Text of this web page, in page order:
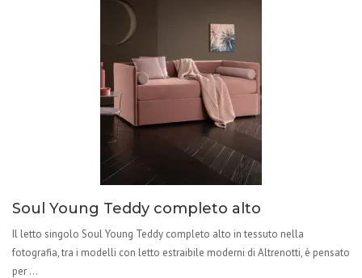
Soul Young Teddy completo alto
Il letto singolo Soul Young Teddy completo alto in tessuto nella
fotografia, tra i modelli con letto estraibile moderni di Altrenotti, è pensato
per ...